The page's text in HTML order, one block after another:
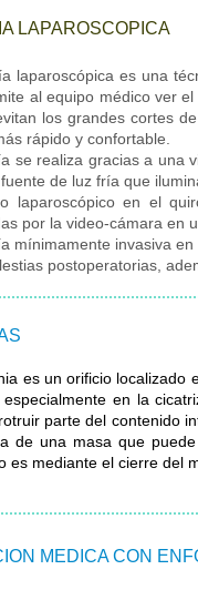
LAPAROSCOPICA
laparoscópica es una
al equipo médico ver
los grandes cortes
rápido y confortable.
se realiza gracias a una
de luz fría que
laparoscópico en el
por la video-cámara en
mínimamente invasiva
postoperatorias,
es un orificio localizado
especialmente en la
parte del contenido
de una masa que
es mediante el cierre del
MEDICA CON